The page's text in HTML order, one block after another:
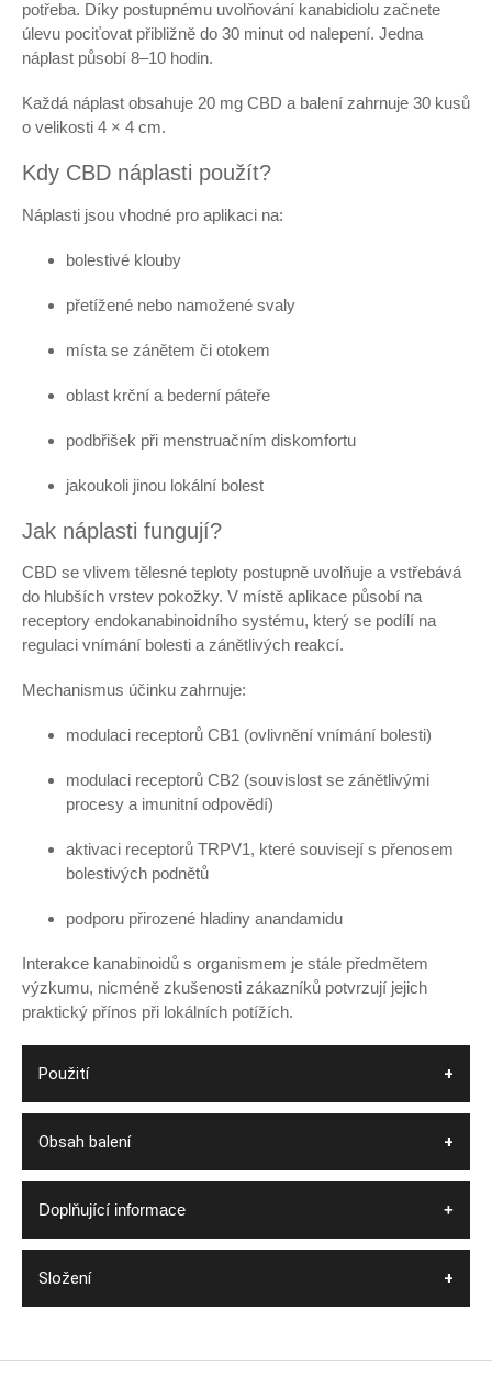
potřeba. Díky postupnému uvolňování kanabidiolu začnete
úlevu pociťovat přibližně do 30 minut od nalepení. Jedna
náplast působí 8–10 hodin.
Každá náplast obsahuje 20 mg CBD a balení zahrnuje 30 kusů
o velikosti 4 × 4 cm.
Kdy CBD náplasti použít?
Náplasti jsou vhodné pro aplikaci na:
bolestivé klouby
přetížené nebo namožené svaly
místa se zánětem či otokem
oblast krční a bederní páteře
podbřišek při menstruačním diskomfortu
jakoukoli jinou lokální bolest
Jak náplasti fungují?
CBD se vlivem tělesné teploty postupně uvolňuje a vstřebává
do hlubších vrstev pokožky. V místě aplikace působí na
receptory endokanabinoidního systému, který se podílí na
regulaci vnímání bolesti a zánětlivých reakcí.
Mechanismus účinku zahrnuje:
modulaci receptorů CB1 (ovlivnění vnímání bolesti)
modulaci receptorů CB2 (souvislost se zánětlivými
procesy a imunitní odpovědí)
aktivaci receptorů TRPV1, které souvisejí s přenosem
bolestivých podnětů
podporu přirozené hladiny anandamidu
Interakce kanabinoidů s organismem je stále předmětem
výzkumu, nicméně zkušenosti zákazníků potvrzují jejich
praktický přínos při lokálních potížích.
Použití
Obsah balení
Doplňující informace
Složení